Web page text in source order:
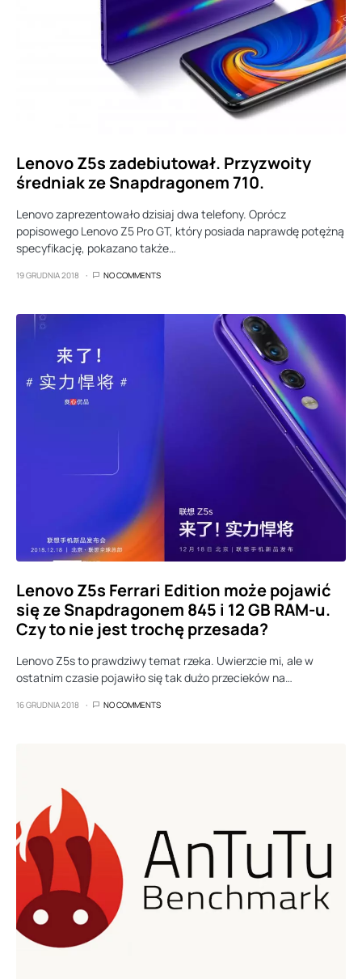
Lenovo Z5s zadebiutował. Przyzwoity
średniak ze Snapdragonem 710.
Lenovo zaprezentowało dzisiaj dwa telefony. Oprócz
popisowego Lenovo Z5 Pro GT, który posiada naprawdę potężną
specyfikację, pokazano także…
19 GRUDNIA 2018 NO COMMENTS
Lenovo Z5s Ferrari Edition może pojawić
się ze Snapdragonem 845 i 12 GB RAM-u.
Czy to nie jest trochę przesada?
Lenovo Z5s to prawdziwy temat rzeka. Uwierzcie mi, ale w
ostatnim czasie pojawiło się tak dużo przecieków na…
16 GRUDNIA 2018 NO COMMENTS